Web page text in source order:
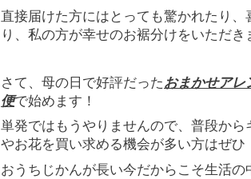
直接届けた方にはとっても驚かれたり、
り、私の方が幸せのお裾分けをいただき
さて、母の日で好評だったおまかせアレ
便で始めます！
単発ではもうやりませんので、普段から
やお花を買い求める機会が多い方はぜひ
おうちじかんが長い今だからこそ生活の